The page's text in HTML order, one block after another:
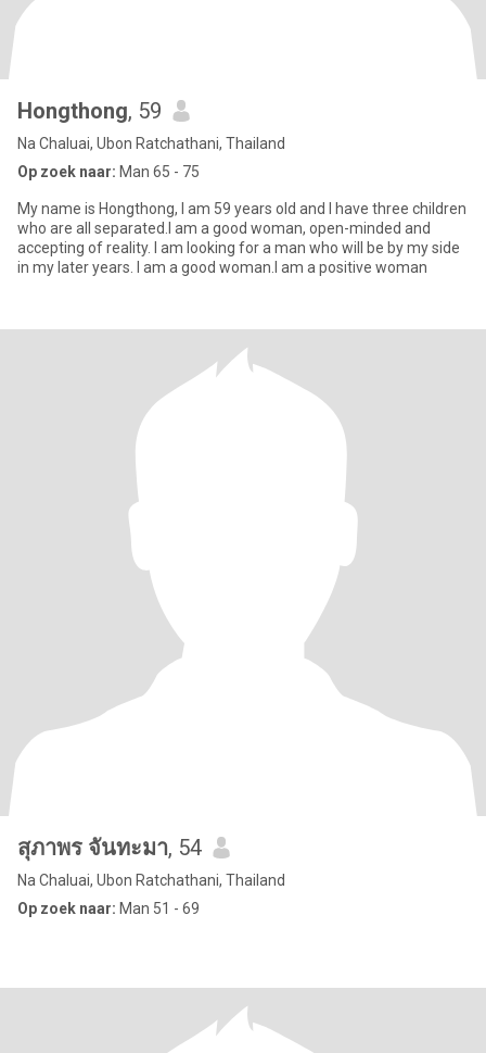
Hongthong, 59
Na Chaluai, Ubon Ratchathani, Thailand
Op zoek naar: Man 65 - 75
My name is Hongthong, I am 59 years old and I have three children
who are all separated.I am a good woman, open-minded and
accepting of reality. I am looking for a man who will be by my side
in my later years. I am a good woman.I am a positive woman
สุภาพร จันทะมา, 54
Na Chaluai, Ubon Ratchathani, Thailand
Op zoek naar: Man 51 - 69